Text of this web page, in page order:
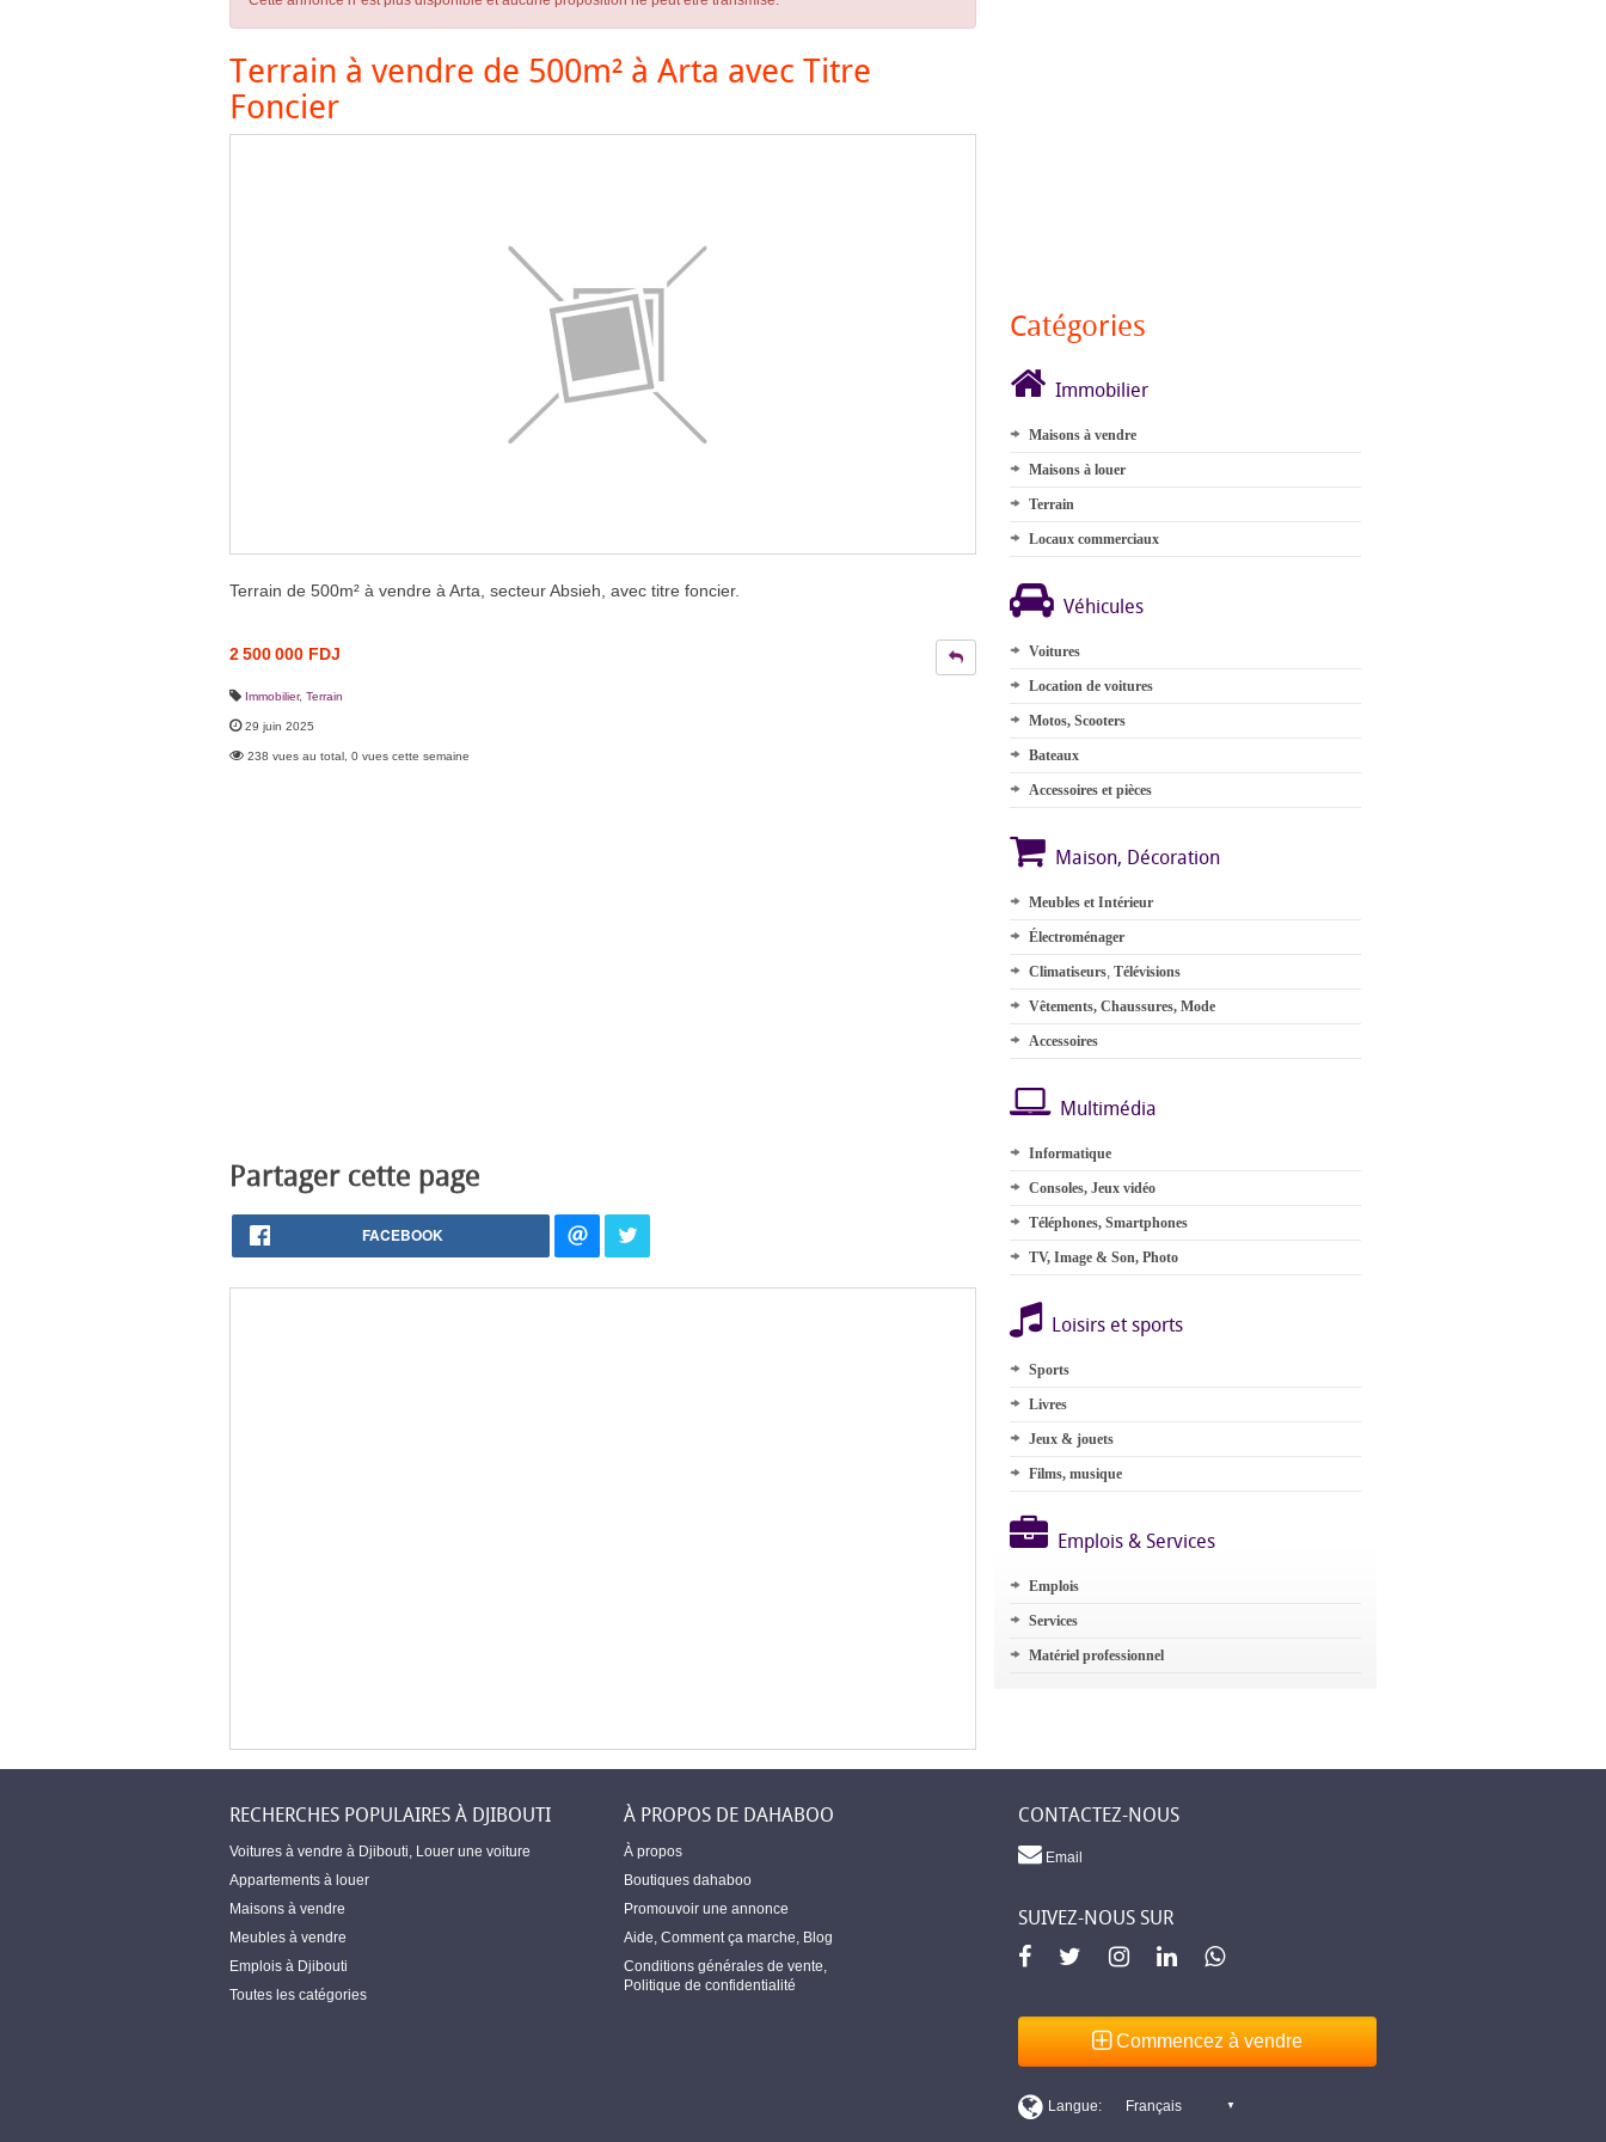
Terrain à vendre de 500m² à Arta avec Titre
Foncier
Terrain de 500m² à vendre à Arta, secteur Absieh, avec titre foncier.
2 500 000 FDJ
Immobilier, Terrain
29 juin 2025
238 vues au total, 0 vues cette semaine
Partager cette page
FACEBOOK
Catégories
Immobilier
Maisons à vendre
Maisons à louer
Terrain
Locaux commerciaux
Véhicules
Voitures
Location de voitures
Motos, Scooters
Bateaux
Accessoires et pièces
Maison, Décoration
Meubles et Intérieur
Électroménager
Climatiseurs, Télévisions
Vêtements, Chaussures, Mode
Accessoires
Multimédia
Informatique
Consoles, Jeux vidéo
Téléphones, Smartphones
TV, Image & Son, Photo
Loisirs et sports
Sports
Livres
Jeux & jouets
Films, musique
Emplois & Services
Emplois
Services
Matériel professionnel
RECHERCHES POPULAIRES À DJIBOUTI
Voitures à vendre à Djibouti Louer une voiture
Appartements à louer
Maisons à vendre
Meubles à vendre
Emplois à Djibouti
Toutes les catégories
À PROPOS DE DAHABOO
À propos
Boutiques dahaboo
Promouvoir une annonce
Aide Comment ça marche Blog
Conditions générales de vente
Politique de confidentialité
CONTACTEZ-NOUS
Email
SUIVEZ-NOUS SUR
Commencez à vendre